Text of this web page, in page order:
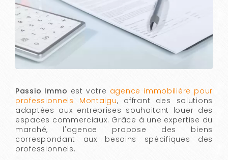
Passio Immo est votre agence immobilière pour
professionnels Montaigu, offrant des solutions
adaptées aux entreprises souhaitant louer des
espaces commerciaux. Grâce à une expertise du
marché, l'agence propose des biens
correspondant aux besoins spécifiques des
professionnels.